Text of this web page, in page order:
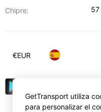
Chipre: 57
€EUR
GetTransport utiliza
para personalizar el